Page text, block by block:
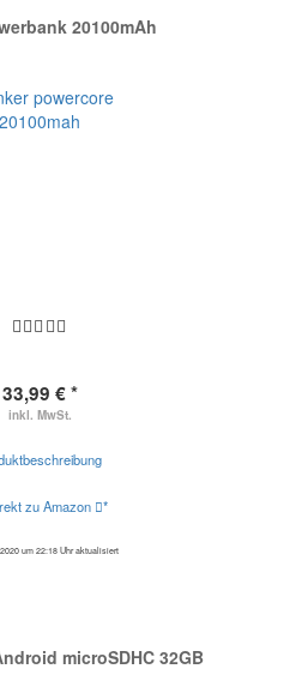
20100mAh
33,99 € *
inkl. MwSt.
zu Amazon *
um 22:18 Uhr aktualisiert
microSDHC 32GB